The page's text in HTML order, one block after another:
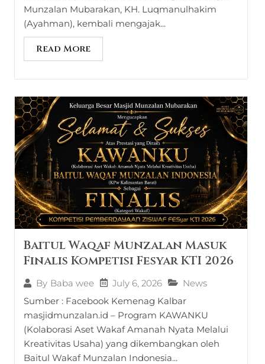
Munzalan Mubarakan, KH. Luqmanulhakim
(Ayahman), kembali mengajak...
Read More
Baitul Waqaf Munzalan Masuk
Finalis Kompetisi Fesyar KTI 2026
By Baba wee July 6, 2026
News
Sumber : Facebook Kemenag Kalbar
masjidmunzalan.id – Program KAWANKU
(Kolaborasi Aset Wakaf Amanah Nyata Melalui
Kreativitas Usaha) yang dikembangkan oleh
Baitul Wakaf Munzalan Indonesia...